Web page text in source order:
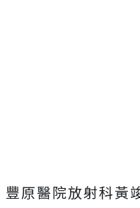
豐原醫院放射科黃